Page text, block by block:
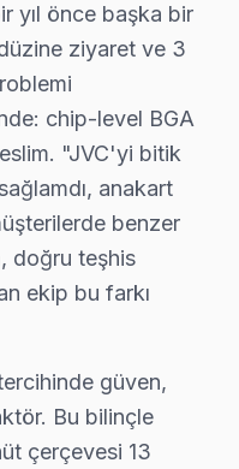
semptomlarını
ESR ölçer ile elektronik
mi, anakart mı, güç
olmadan işlem
bu marka parça ile
test edilir; garanti
Tavsiyeleri
kullanıcı hatası; güç
verileri (uygulama
JVC servisimiz:
Teşhis ve
yıl önce başka bir
ziyaret ve 3
chip-level BGA
"JVC'yi bitik
anakart
benzer
doğru teşhis
ekip bu farkı
güven,
Bu bilinçle
çerçevesi 13